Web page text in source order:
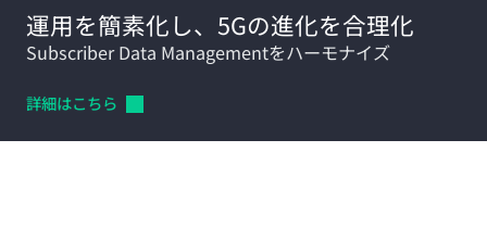
運用を簡素化し、5Gの進化を合理化
Subscriber Data Managementをハーモナイズ
詳細はこちら